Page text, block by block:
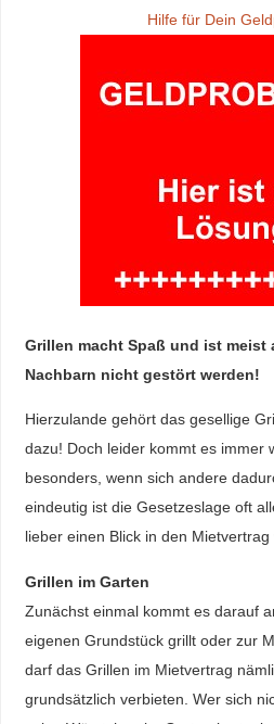
Hilfe für Dein
Grillen macht Spaß und ist meist
Nachbarn nicht gestört werden!
Hierzulande gehört das gesellige
dazu! Doch leider kommt es immer
besonders, wenn sich andere
eindeutig ist die Gesetzeslage oft
lieber einen Blick in den Mietvertrag
Grillen im Garten
Zunächst einmal kommt es darauf
eigenen Grundstück grillt oder zur
darf das Grillen im Mietvertrag
grundsätzlich verbieten. Wer sich